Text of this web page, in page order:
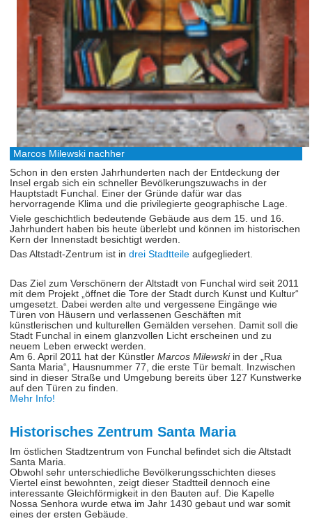
Marcos Milewski nachher
Schon in den ersten Jahrhunderten nach der Entdeckung der
Insel ergab sich ein schneller Bevölkerungszuwachs in der
Hauptstadt Funchal. Einer der Gründe dafür war das
hervorragende Klima und die privilegierte geographische Lage.
Viele geschichtlich bedeutende Gebäude aus dem 15. und 16.
Jahrhundert haben bis heute überlebt und können im historischen
Kern der Innenstadt besichtigt werden.
Das Altstadt-Zentrum ist in drei Stadtteile aufgegliedert.
Das Ziel zum Verschönern der Altstadt von Funchal wird seit 2011
mit dem Projekt „öffnet die Tore der Stadt durch Kunst und Kultur“
umgesetzt. Dabei werden alte und vergessene Eingänge wie
Türen von Häusern und verlassenen Geschäften mit
künstlerischen und kulturellen Gemälden versehen. Damit soll die
Stadt Funchal in einem glanzvollen Licht erscheinen und zu
neuem Leben erweckt werden.
Am 6. April 2011 hat der Künstler Marcos Milewskiin der „Rua
Santa Maria“, Hausnummer 77, die erste Tür bemalt. Inzwischen
sind in dieser Straße und Umgebung bereits über 127 Kunstwerke
auf den Türen zu finden.
Mehr Info!
Historisches Zentrum Santa Maria
Im östlichen Stadtzentrum von Funchal befindet sich die Altstadt
Santa Maria.
Obwohl sehr unterschiedliche Bevölkerungsschichten dieses
Viertel einst bewohnten, zeigt dieser Stadtteil dennoch eine
interessante Gleichförmigkeit in den Bauten auf. Die Kapelle
Nossa Senhora wurde etwa im Jahr 1430 gebaut und war somit
eines der ersten Gebäude.